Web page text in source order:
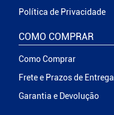
Política de Privacidade
COMO COMPRAR
Como Comprar
Frete e Prazos de Entrega
Garantia e Devolução